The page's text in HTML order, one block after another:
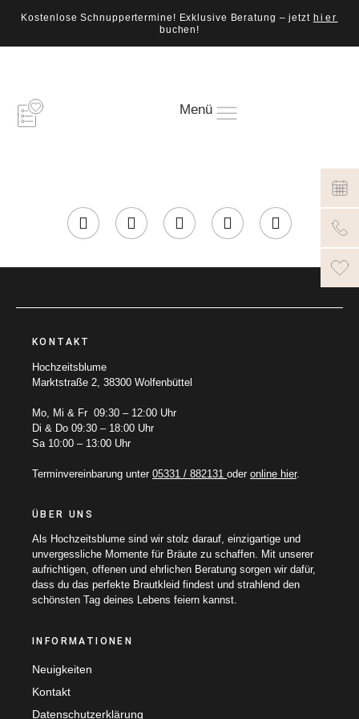
Kostenlose Schnuppertermine! Exklusive Beratung – jetzt hier
buchen!
Menü
KONTAKT
Hochzeitsblume
Marktstraße 2, 38300 Wolfenbüttel
Mo, Mi & Fr 09:30 – 12:00 Uhr
Di & Do 09:30 – 18:00 Uhr
Sa 10:00 – 13:00 Uhr
Terminvereinbarung unter 05331 / 882131 oder online hier.
ÜBER UNS
Als Hochzeitsblume sind wir stolz darauf, einzigartige und
unvergessliche Momente für Bräute zu schaffen. Mit unserer
aufrichtigen, offenen und ehrlichen Beratung sorgen wir dafür,
dass du das perfekte Brautkleid findest und strahlend den
schönsten Tag deines Lebens feiern kannst.
INFORMATIONEN
Neuigkeiten
Kontakt
Datenschutzerklärung